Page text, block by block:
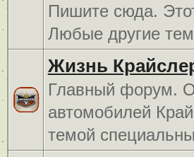
Пишите сюда.
Любые другие
Жизнь
Главный форум.
автомобилей
темой